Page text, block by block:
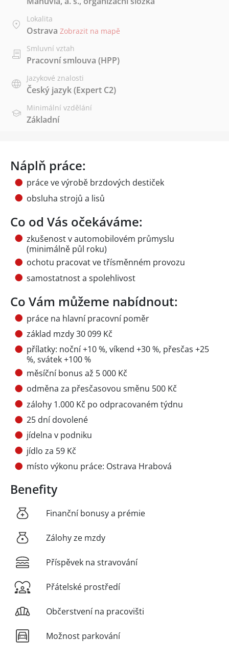
Lokalita
Ostrava Zobrazit na mapě
Smluvní vztah
Pracovní smlouva (HPP)
Jazykové znalosti
Český jazyk(Expert C2)
Minimální vzdělání
Základní
Náplň práce:
práce ve výrobě brzdových destiček
obsluha strojů a lisů
Co od Vás očekáváme:
zkušenost v automobilovém průmyslu
(minimálně půl roku)
ochotu pracovat ve třísměnném provozu
samostatnost a spolehlivost
Co Vám můžeme nabídnout:
práce na hlavní pracovní poměr
základ mzdy 30 099 Kč
přílatky: noční +10 %, víkend +30 %, přesčas +25
%, svátek +100 %
měsíční bonus až 5 000 Kč
odměna za přesčasovou směnu 500 Kč
zálohy 1.000 Kč po odpracovaném týdnu
25 dní dovolené
jídelna v podniku
jídlo za 59 Kč
místo výkonu práce: Ostrava Hrabová
Benefity
Finanční bonusy a prémie
Zálohy ze mzdy
Příspěvek na stravování
Přátelské prostředí
Občerstvení na pracovišti
Možnost parkování